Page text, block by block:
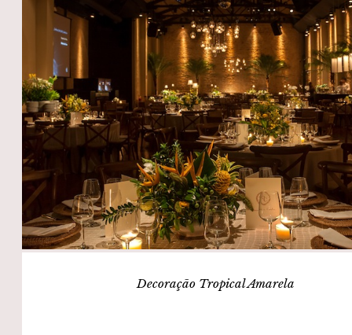
Decoração Tropical Amarela